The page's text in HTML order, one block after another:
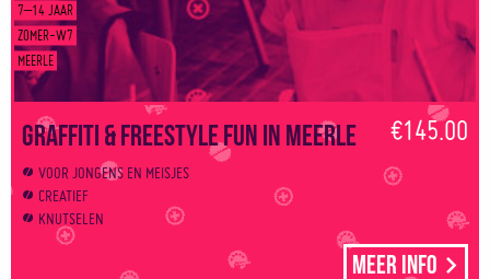
7–14 JAAR
ZOMER-W7
MEERLE
Graffiti & Freestyle Fun in Meerle €145.00
VOOR JONGENS EN MEISJES
CREATIEF
KNUTSELEN
Meer info